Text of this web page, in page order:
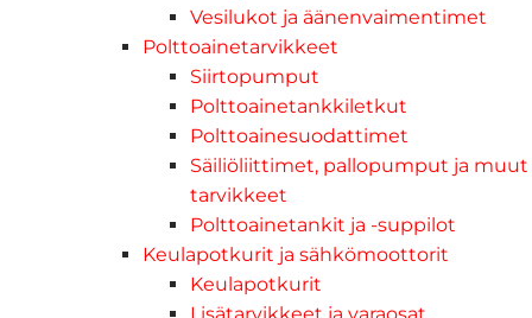
Vesilukot ja äänenvaimentimet
Polttoainetarvikkeet
Siirtopumput
Polttoainetankkiletkut
Polttoainesuodattimet
Säiliöliittimet, pallopumput ja muut
tarvikkeet
Polttoainetankit ja -suppilot
Keulapotkurit ja sähkömoottorit
Keulapotkurit